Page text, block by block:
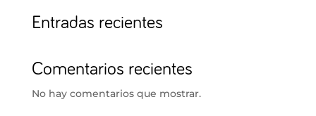
Entradas recientes
Comentarios recientes
No hay comentarios que mostrar.